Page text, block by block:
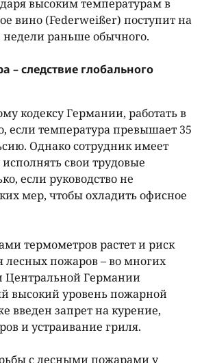
высоким температурам в
вино (Federweißer) поступит на
раньше обычного.
– следствие глобального
кодексу Германии, работать в
если температура превышает 35
Однако сотрудник имеет
исполнять свои трудовые
если руководство не
мер, чтобы охладить офисное
термометров растет и риск
лесных пожаров – во многих
Центральной Германии
высокий уровень пожарной
введен запрет на курение,
и устраивание гриля.
с лесными пожарами у